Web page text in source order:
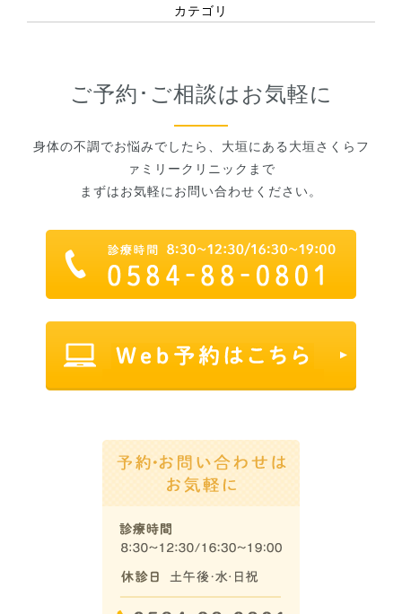
カテゴリ
ご予約･ご相談はお気軽に
身体の不調でお悩みでしたら、大垣にある大垣さくらフ
ァミリークリニックまで
まずはお気軽にお問い合わせください。